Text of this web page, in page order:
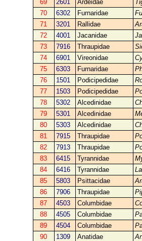
69
2601 Ardeidae
70
6302 Furnaridae
71
3201 Rallidae
72
4001 Jacanidae
73
7916 Thraupidae
74
6901 Vireonidae
75
6303 Furnaridae
76
1501 Podicipedidae
77
1503 Podicipedidae
78
5302 Alcedinidae
79
5301 Alcedinidae
80
5303 Alcedinidae
81
7915 Thraupidae
82
7913 Thraupidae
83
6415 Tyrannidae
84
6416 Tyrannidae
85
5803 Psittacidae
86
7906 Thraupidae
87
4503 Columbidae
88
4505 Columbidae
89
4504 Columbidae
90
1309 Anatidae